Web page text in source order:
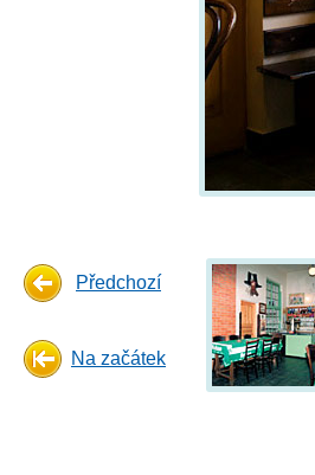
Předchozí
Na začátek